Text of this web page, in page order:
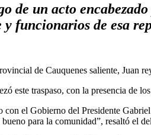
de un acto
funcionarios de esa
de Cauquenes saliente,
este traspaso, con la presencia de
con el Gobierno del Presidente
para la comunidad”, resaltó el